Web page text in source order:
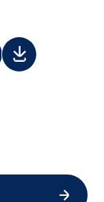
Downloads